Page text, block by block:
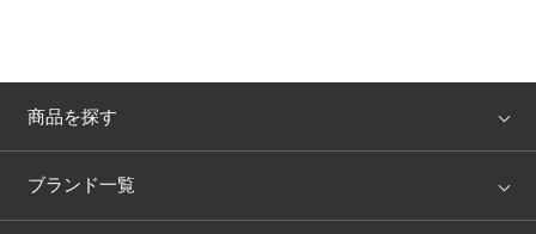
商品を探す
アイテム
ブランド一覧